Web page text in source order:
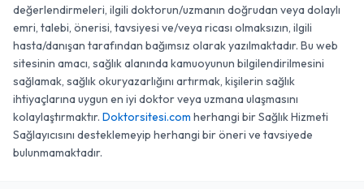
değerlendirmeleri, ilgili doktorun/uzmanın doğrudan veya dolaylı
emri, talebi, önerisi, tavsiyesi ve/veya ricası olmaksızın, ilgili
hasta/danışan tarafından bağımsız olarak yazılmaktadır. Bu web
sitesinin amacı, sağlık alanında kamuoyunun bilgilendirilmesini
sağlamak, sağlık okuryazarlığını artırmak, kişilerin sağlık
ihtiyaçlarına uygun en iyi doktor veya uzmana ulaşmasını
kolaylaştırmaktır. Doktorsitesi.com herhangi bir Sağlık Hizmeti
Sağlayıcısını desteklemeyip herhangi bir öneri ve tavsiyede
bulunmamaktadır.